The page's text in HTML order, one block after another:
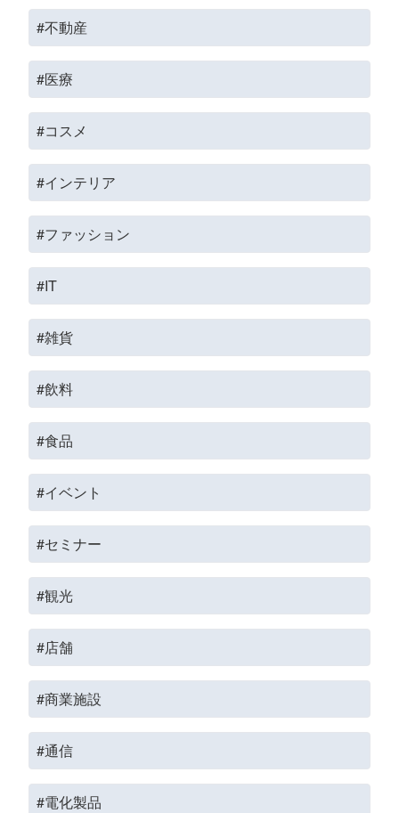
#不動産
#医療
#コスメ
#インテリア
#ファッション
#IT
#雑貨
#飲料
#食品
#イベント
#セミナー
#観光
#店舗
#商業施設
#通信
#電化製品